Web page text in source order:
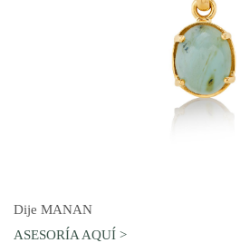
Dije MANAN
ASESORÍA AQUÍ >